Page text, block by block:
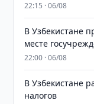
22:15 · 06/08
В Узбекистане
месте
22:00 · 06/08
В Узбекистане
налогов